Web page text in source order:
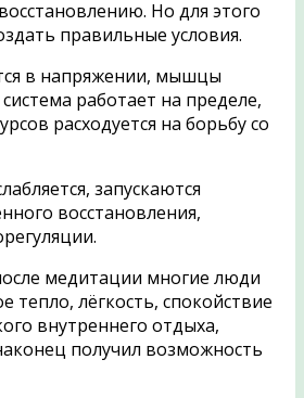
Но для этого
правильные условия.
в напряжении, мышцы
работает на пределе,
расходуется на борьбу со
запускаются
восстановления,
медитации многие люди
лёгкость, спокойствие
внутреннего отдыха,
получил возможность